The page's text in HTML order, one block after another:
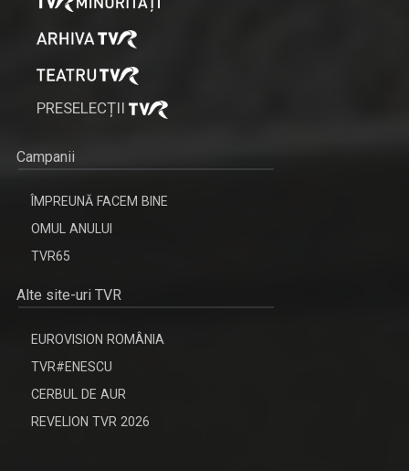
PRESELECȚII
Campanii
ÎMPREUNĂ FACEM BINE
OMUL ANULUI
TVR65
Alte site-uri TVR
EUROVISION ROMÂNIA
TVR#ENESCU
CERBUL DE AUR
REVELION TVR 2026